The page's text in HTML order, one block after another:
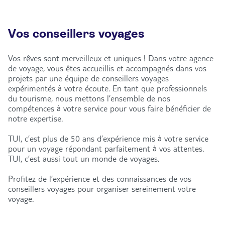
Vos conseillers voyages
Vos rêves sont merveilleux et uniques ! Dans votre agence
de voyage, vous êtes accueillis et accompagnés dans vos
projets par une équipe de conseillers voyages
expérimentés à votre écoute. En tant que professionnels
du tourisme, nous mettons l’ensemble de nos
compétences à votre service pour vous faire bénéficier de
notre expertise.
TUI, c’est plus de 50 ans d’expérience mis à votre service
pour un voyage répondant parfaitement à vos attentes.
TUI, c’est aussi tout un monde de voyages.
Profitez de l’expérience et des connaissances de vos
conseillers voyages pour organiser sereinement votre
voyage.